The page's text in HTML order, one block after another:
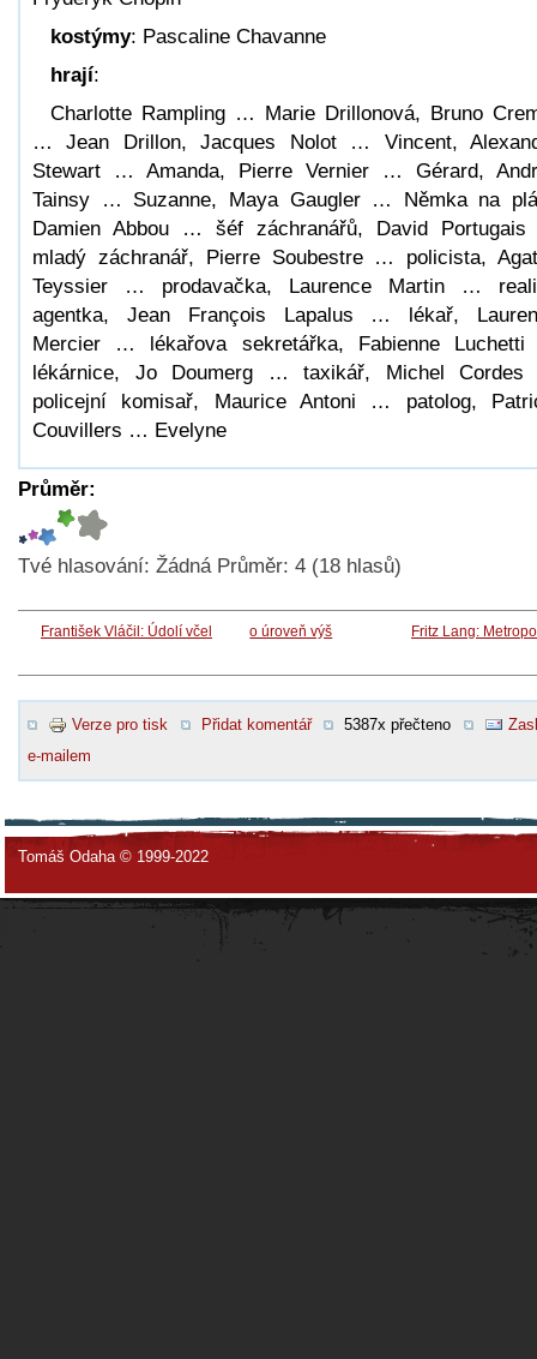
kostýmy: Pascaline Chavanne
hrají:
Charlotte Rampling … Marie Drillonová, Bruno
… Jean Drillon, Jacques Nolot … Vincent,
Stewart … Amanda, Pierre Vernier … Gérard,
Tainsy … Suzanne, Maya Gaugler … Němka na
Damien Abbou … šéf záchranářů, David
mladý záchranář, Pierre Soubestre … policista,
Teyssier … prodavačka, Laurence Martin …
agentka, Jean François Lapalus … lékař,
Mercier … lékařova sekretářka, Fabienne
lékárnice, Jo Doumerg … taxikář, Michel
policejní komisař, Maurice Antoni … patolog,
Couvillers … Evelyne
Průměr:
Tvé hlasování: Žádná Průměr: 4 (18 hlasů)
František Vláčil: Údolí včel o úroveň výš Fritz Lang:
Verze pro tisk Přidat komentář 5387x přečteno
e-mailem
Tomáš Odaha © 1999-2022